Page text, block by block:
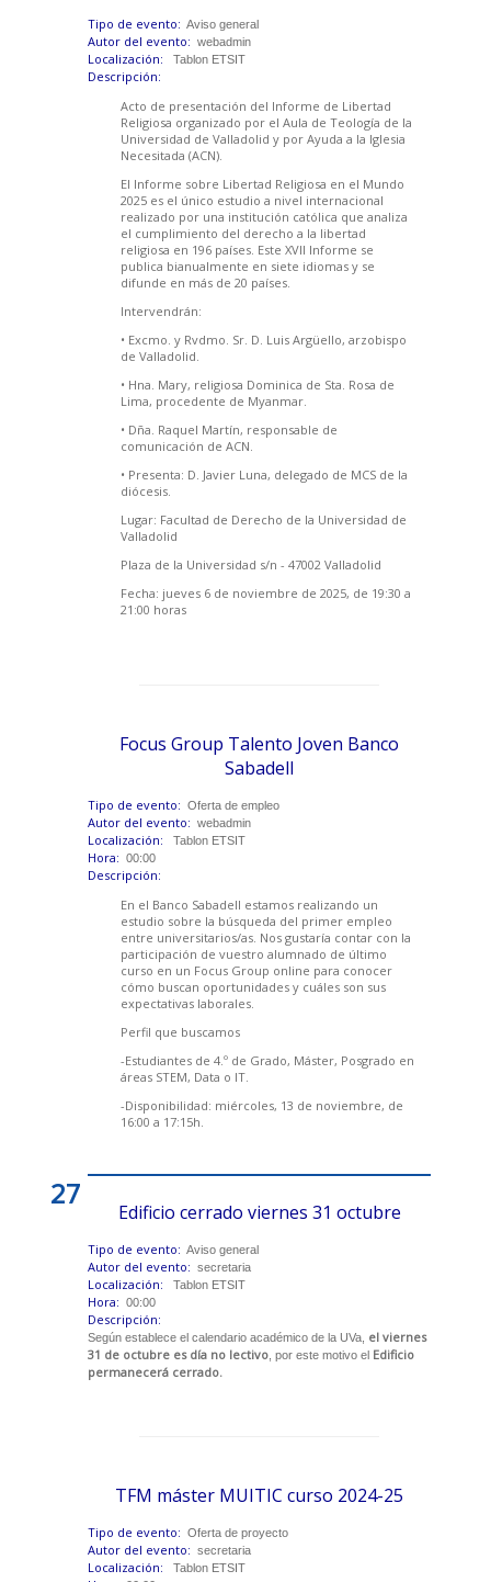
Tipo de evento: Aviso general
Autor del evento: webadmin
Localización: Tablon ETSIT
Descripción:
Acto de presentación del Informe de Libertad
Religiosa organizado por el Aula de Teología de la
Universidad de Valladolid y por Ayuda a la Iglesia
Necesitada (ACN).
El Informe sobre Libertad Religiosa en el Mundo
2025 es el único estudio a nivel internacional
realizado por una institución católica que analiza
el cumplimiento del derecho a la libertad
religiosa en 196 países. Este XVII Informe se
publica bianualmente en siete idiomas y se
difunde en más de 20 países.
Intervendrán:
• Excmo. y Rvdmo. Sr. D. Luis Argüello, arzobispo
de Valladolid.
• Hna. Mary, religiosa Dominica de Sta. Rosa de
Lima, procedente de Myanmar.
• Dña. Raquel Martín, responsable de
comunicación de ACN.
• Presenta: D. Javier Luna, delegado de MCS de la
diócesis.
Lugar: Facultad de Derecho de la Universidad de
Valladolid
Plaza de la Universidad s/n - 47002 Valladolid
Fecha: jueves 6 de noviembre de 2025, de 19:30 a
21:00 horas
Focus Group Talento Joven Banco
Sabadell
Tipo de evento: Oferta de empleo
Autor del evento: webadmin
Localización: Tablon ETSIT
Hora: 00:00
Descripción:
En el Banco Sabadell estamos realizando un
estudio sobre la búsqueda del primer empleo
entre universitarios/as. Nos gustaría contar con la
participación de vuestro alumnado de último
curso en un Focus Group online para conocer
cómo buscan oportunidades y cuáles son sus
expectativas laborales.
Perfil que buscamos
-Estudiantes de 4.º de Grado, Máster, Posgrado en
áreas STEM, Data o IT.
-Disponibilidad: miércoles, 13 de noviembre, de
16:00 a 17:15h.
27
Edificio cerrado viernes 31 octubre
Tipo de evento: Aviso general
Autor del evento: secretaria
Localización: Tablon ETSIT
Hora: 00:00
Descripción:
Según establece el calendario académico de la UVa, el viernes
31 de octubre es día no lectivo , por este motivo el Edificio
permanecerá cerrado.
TFM máster MUITIC curso 2024-25
Tipo de evento: Oferta de proyecto
Autor del evento: secretaria
Localización: Tablon ETSIT